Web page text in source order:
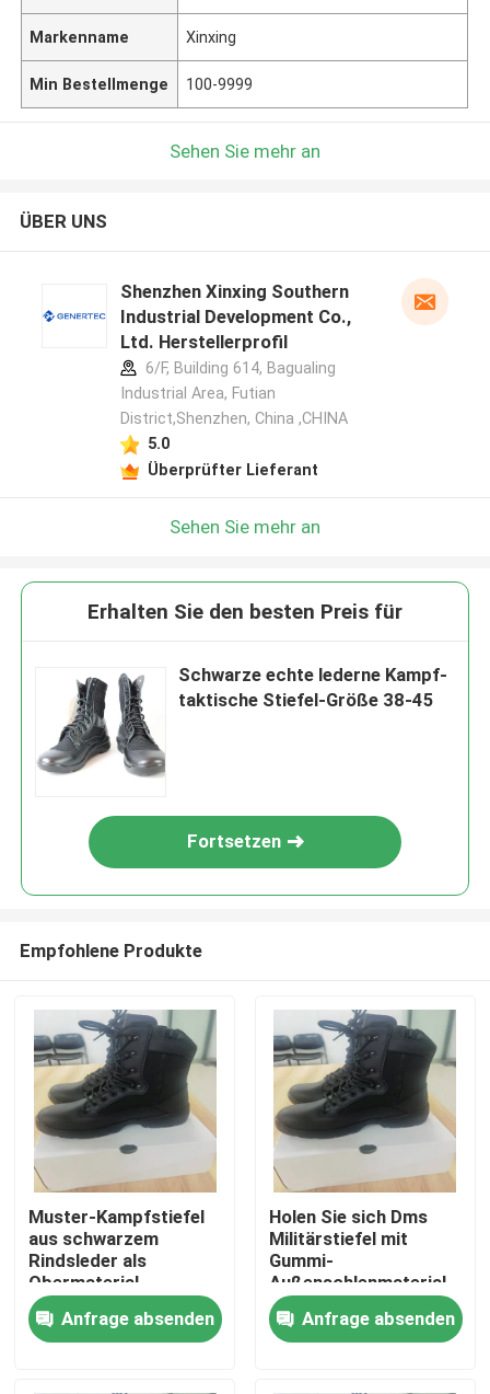
Zu Hause
Produkte
Videos
Markenname Xinxing
Min Bestellmenge 100-9999
Sehen Sie mehr an
ÜBER UNS
Shenzhen Xinxing Southern
Industrial Development Co.,
Ltd. Herstellerprofil
6/F, Building 614, Bagualing
Industrial Area, Futian
District,Shenzhen, China ,CHINA
5.0
Überprüfter Lieferant
Sehen Sie mehr an
Erhalten Sie den besten Preis für
Schwarze echte lederne Kampf-
taktische Stiefel-Größe 38-45
Fortsetzen
Empfohlene Produkte
Muster-Kampfstiefel
aus schwarzem
Rindsleder als
Obermaterial
Anfrage absenden
Holen Sie sich Dms
Militärstiefel mit
Gummi-
Außensohlenmaterial.
Anfrage absenden